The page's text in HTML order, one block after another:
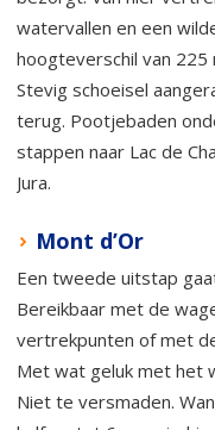
watervallen en een
hoogteverschil van
Stevig schoeisel
terug. Pootjebaden
stappen naar Lac de
Jura.
Mont d’Or
Een tweede uitstap
Bereikbaar met de
vertrekpunten of met
Met wat geluk met het
Niet te versmaden.